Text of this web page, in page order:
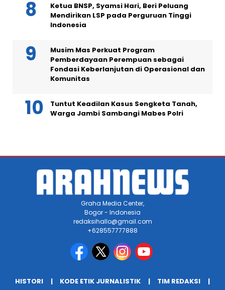
Ketua BNSP, Syamsi Hari, Beri Peluang
Mendirikan LSP pada Perguruan Tinggi
Indonesia
Musim Mas Perkuat Program
Pemberdayaan Perempuan sebagai
Fondasi Keberlanjutan di Operasional dan
Komunitas
Tuntut Keadilan Kasus Sengketa Tanah,
Warga Jambi Sambangi Mabes Polri
Graha Media Center,
Bogor - Indonesia
redaksihallo@gmail.com
+628557777888
HISTORI KODE ETIK JURNALISTIK
TIM REDAKSI